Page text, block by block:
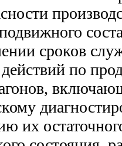
сроков
по
их